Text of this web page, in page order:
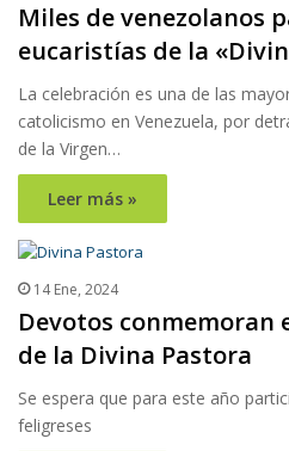
Miles de venezolanos
eucaristías de la
La celebración es una de las
catolicismo en Venezuela, por
de la Virgen…
Leer más »
14 Ene, 2024
Devotos conmemoran
de la Divina Pastora
Se espera que para este año
feligreses